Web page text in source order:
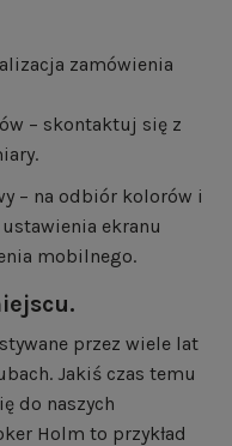
zamówienia
– skontaktuj się z
– na odbiór kolorów i
ekranu
mobilnego.
przez wiele lat
Jakiś czas temu
do naszych
Holm to przykład